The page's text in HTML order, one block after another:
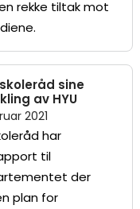
rekke tiltak mot
sine
av HYU
2021
har
til
der
plan for